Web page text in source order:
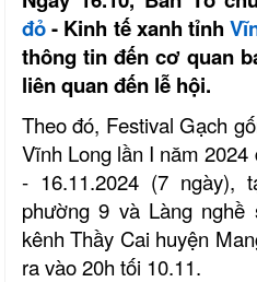
đỏ- Kinh tế xanh tỉnh
thông tin đến cơ quan
liên quan đến lễ hội.
Theo đó, Festival Gạch
Vĩnh Long lần I năm
- 16.11.2024 (7 ngày),
phường 9 và Làng nghề
kênh Thầy Cai huyện
ra vào 20h tối 10.11.